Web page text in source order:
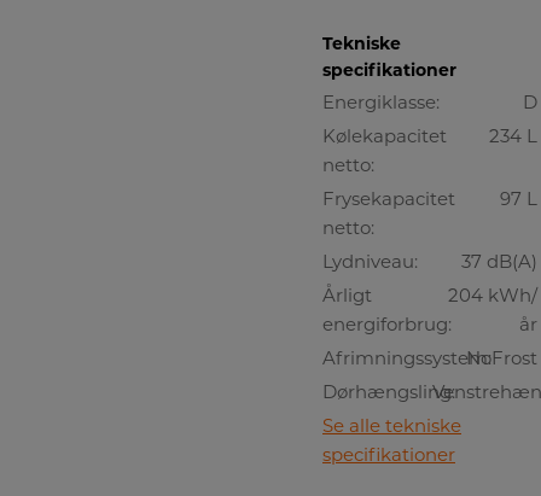
Tekniske
specifikationer
Energiklasse:
D
Kølekapacitet
netto:
234 L
Frysekapacitet
netto:
97 L
Lydniveau:
37 dB(A)
Årligt
energiforbrug:
204 kWh/
år
Afrimningssystem:NoFrost
Dørhængsling:
Se alle tekniske
specifikationer